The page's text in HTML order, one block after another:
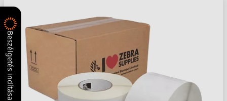
Beszélgetés indítása